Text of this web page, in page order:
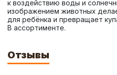
к воздействию воды и
изображением животных
для ребёнка и превращает
В ассортименте.
Отзывы